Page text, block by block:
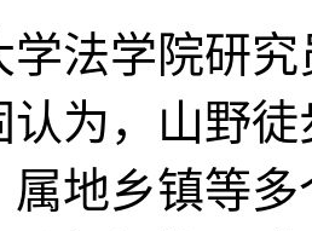
学院研究
认为，山野
属地乡镇等